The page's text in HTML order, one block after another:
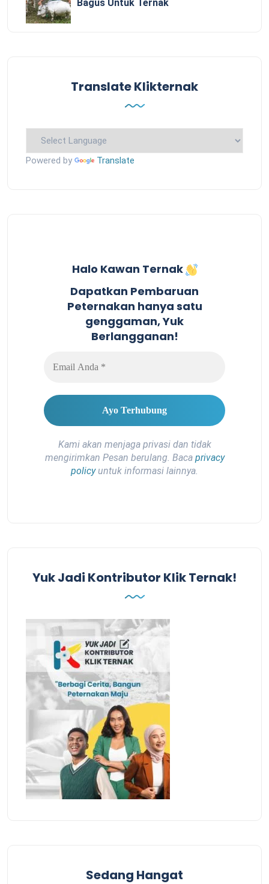
Bagus Untuk Ternak
Translate Klikternak
Powered by Translate
Halo Kawan Ternak
Dapatkan Pembaruan
Peternakan hanya satu
genggaman, Yuk
Berlangganan!
Kami akan menjaga privasi dan tidak
mengirimkan Pesan berulang. Baca privacy
policyuntuk informasi lainnya.
Yuk Jadi Kontributor Klik Ternak!
Sedang Hangat